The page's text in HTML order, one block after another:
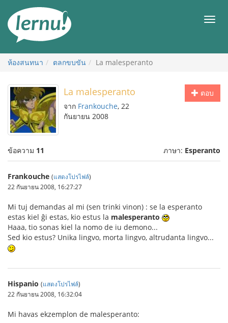
สารบัญ
เมนู
ห้องสนทนา ตลกขบขัน La malesperanto
ตอบ
La malesperanto
จาก Frankouche, 22
กันยายน 2008
ข้อความ 11 ภาษา: Esperanto
Frankouche (แสดงโปรไฟล์)
22 กันยายน 2008, 16:27:27
Mi tuj demandas al mi (sen trinki vinon) : se la esperanto
estas kiel ĝi estas, kio estus la malesperanto
Haaa, tio sonas kiel la nomo de iu demono...
Sed kio estus? Unika lingvo, morta lingvo, altrudanta lingvo...
Hispanio (แสดงโปรไฟล์)
22 กันยายน 2008, 16:32:04
Mi havas ekzemplon de malesperanto: